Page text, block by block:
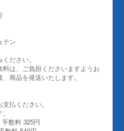
テン
ださい。
は、ご負担くださいますようお
商品を発送いたします。
払ください。
数料 325円